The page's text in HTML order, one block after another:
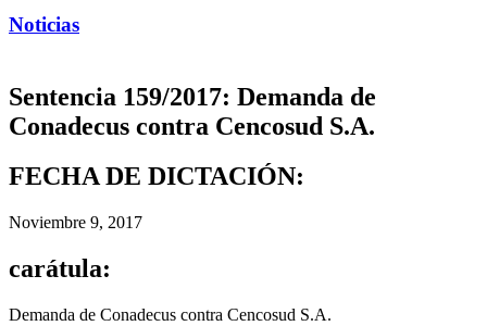
Noticias
Sentencia 159/2017: Demanda de
Conadecus contra Cencosud S.A.
FECHA DE DICTACIÓN:
Noviembre 9, 2017
carátula:
Demanda de Conadecus contra Cencosud S.A.